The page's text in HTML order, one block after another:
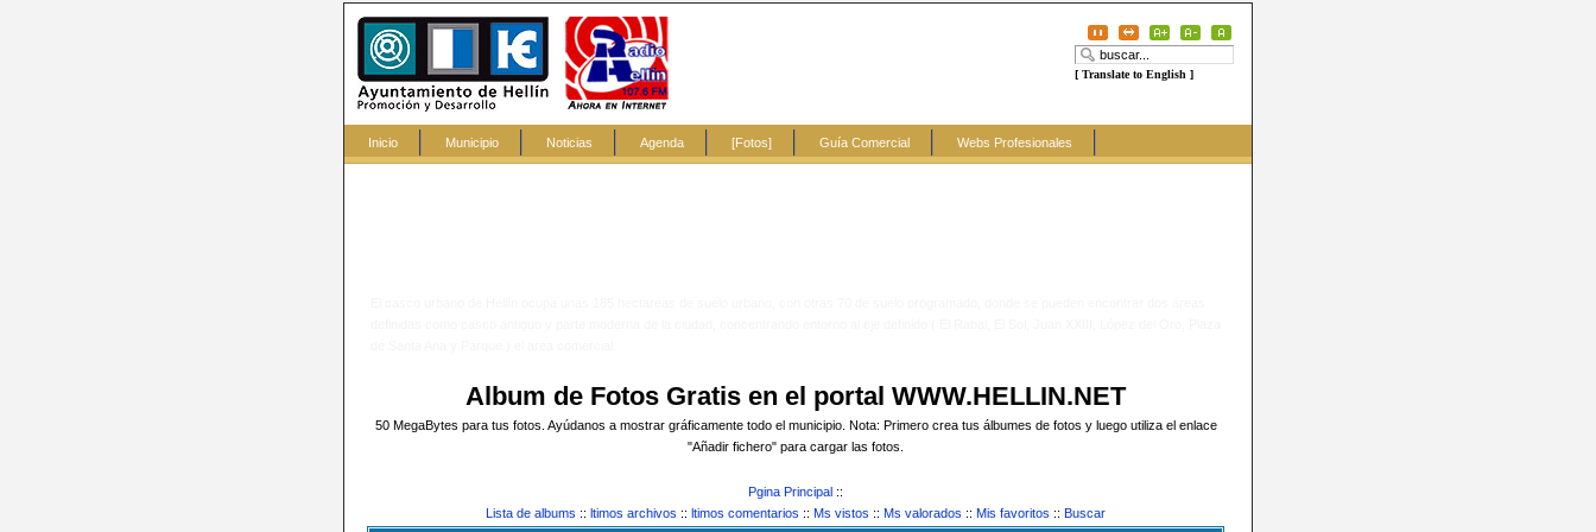
[ Translate to English ]
Inicio Municipio Noticias Agenda [Fotos] Guía Comercial Webs Profesionales
Album de Fotos Gratis en el portal WWW.HELLIN.NET
50 MegaBytes para tus fotos. Ayúdanos a mostrar gráficamente todo el municipio. Nota: Primero crea tus álbumes de fotos y luego utiliza el enlace
"Añadir fichero" para cargar las fotos.
Pgina Principal ::
Lista de albums :: ltimos archivos :: ltimos comentarios :: Ms vistos :: Ms valorados :: Mis favoritos :: Buscar